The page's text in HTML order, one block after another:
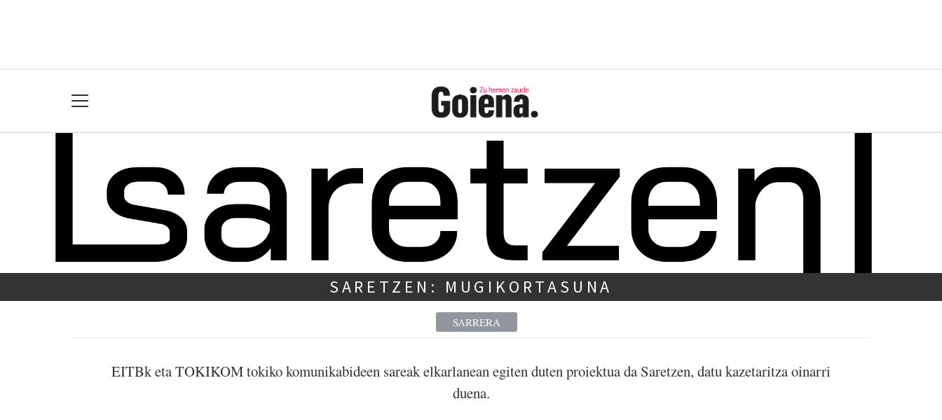
SARETZEN: MUGIKORTASUNA
SARRERA
EITBk eta TOKIKOM tokiko komunikabideen sareak elkarlanean egiten duten proiektua da Saretzen, datu kazetaritza oinarri
duena.